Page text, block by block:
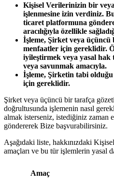
Kişisel Verilerinizin bir
işlenmesine izin verdiniz.
ticaret platformuna
aracılığıyla özellikle
İşleme, Şirket veya
menfaatler için gereklidir.
iyileştirmek veya yasal
veya savunmak amacıyla.
İşleme, Şirketin tabi
için gereklidir.
Şirket veya üçüncü bir tarafça
doğrultusunda işlemenin nasıl
almak isterseniz, istediğiniz zaman
göndererek Bize başvurabilirsiniz.
Aşağıdaki liste, hakkınızdaki
amaçları ve bu tür işlemlerin yasal
Amaç